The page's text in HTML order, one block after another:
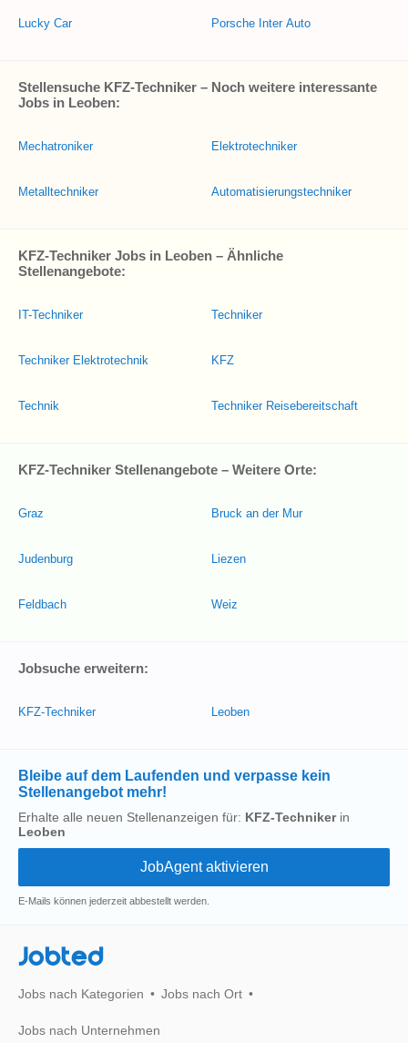
Lucky Car Porsche Inter Auto
Stellensuche KFZ-Techniker – Noch weitere interessante
Jobs in Leoben:
Mechatroniker
Metalltechniker
Elektrotechniker
Automatisierungstechniker
KFZ-Techniker Jobs in Leoben – Ähnliche
Stellenangebote:
IT-Techniker
Techniker Elektrotechnik
Technik
Techniker
KFZ
Techniker Reisebereitschaft
KFZ-Techniker Stellenangebote – Weitere Orte:
Graz
Judenburg
Feldbach
Bruck an der Mur
Liezen
Weiz
Jobsuche erweitern:
KFZ-Techniker Leoben
Bleibe auf dem Laufenden und verpasse kein
Stellenangebot mehr!
Erhalte alle neuen Stellenanzeigen für: KFZ-Technikerin
Leoben
E-Mails können jederzeit abbestellt werden.
Jobted
Jobs nach Kategorien Jobs nach Ort
Jobs nach Unternehmen